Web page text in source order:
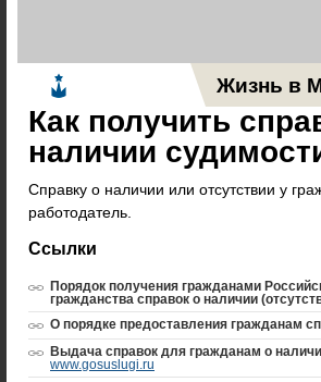
Жизнь в
Как получить
наличии
Справку о наличии или отсутствии у
работодатель.
Ссылки
Порядок получения гражданами
гражданства справок о наличии
О порядке предоставления гражданам
Выдача справок для гражданам о
www.gosuslugi.ru